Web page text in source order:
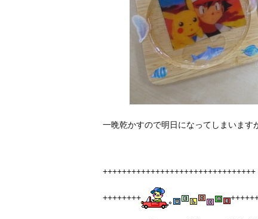
一晩乾かすので明日になってしまいます
++++++++++++++++++++++++++++++++
++++++++